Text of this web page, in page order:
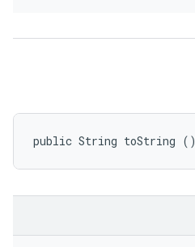
public String toString ()